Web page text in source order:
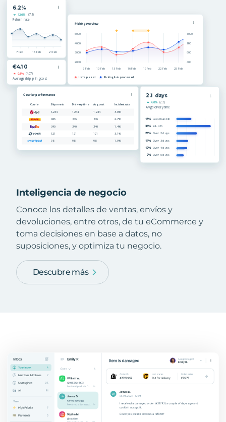
Inteligencia de negocio
Conoce los detalles de ventas, envíos y
devoluciones, entre otros, de tu eCommerce y
toma decisiones en base a datos, no
suposiciones, y optimiza tu negocio.
Descubre más